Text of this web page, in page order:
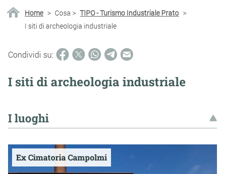
Home > Cosa > TIPO - Turismo Industriale Prato >
I siti di archeologia industriale
Condividi su:
I siti di archeologia industriale
I luoghi
Ex Cimatoria Campolmi